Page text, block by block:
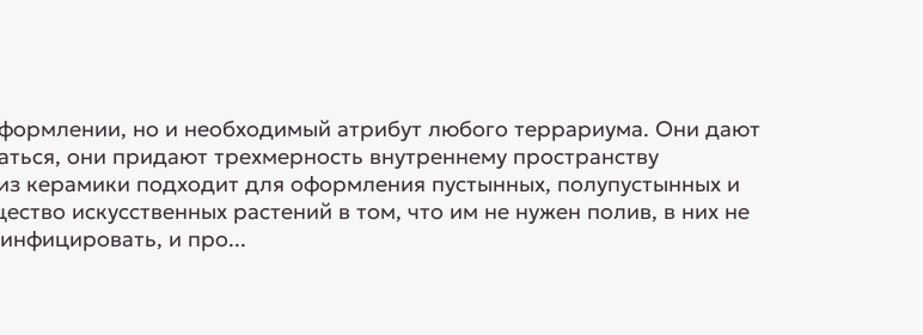
но и необходимый атрибут любого террариума. Они дают
они придают трехмерность внутреннему пространству
керамики подходит для оформления пустынных, полупустынных и
искусственных растений в том, что им не нужен полив, в них не
и про...